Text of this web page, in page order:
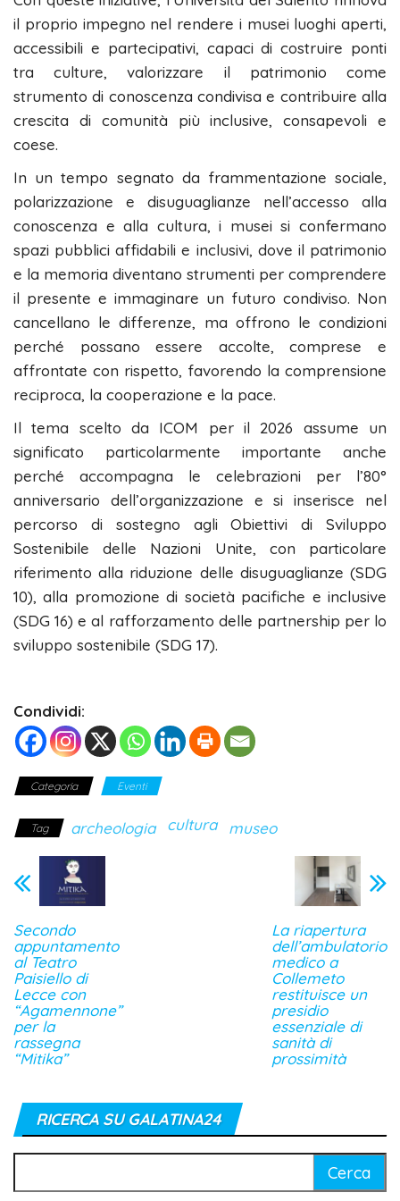
il proprio impegno nel rendere i musei luoghi aperti,
accessibili e partecipativi, capaci di costruire ponti
tra culture, valorizzare il patrimonio come
strumento di conoscenza condivisa e contribuire alla
crescita di comunità più inclusive, consapevoli e
coese.
In un tempo segnato da frammentazione sociale,
polarizzazione e disuguaglianze nell’accesso alla
conoscenza e alla cultura, i musei si confermano
spazi pubblici affidabili e inclusivi, dove il patrimonio
e la memoria diventano strumenti per comprendere
il presente e immaginare un futuro condiviso. Non
cancellano le differenze, ma offrono le condizioni
perché possano essere accolte, comprese e
affrontate con rispetto, favorendo la comprensione
reciproca, la cooperazione e la pace.
Il tema scelto da ICOM per il 2026 assume un
significato particolarmente importante anche
perché accompagna le celebrazioni per l’80°
anniversario dell’organizzazione e si inserisce nel
percorso di sostegno agli Obiettivi di Sviluppo
Sostenibile delle Nazioni Unite, con particolare
riferimento alla riduzione delle disuguaglianze (SDG
10), alla promozione di società pacifiche e inclusive
(SDG 16) e al rafforzamento delle partnership per lo
sviluppo sostenibile (SDG 17).
Condividi:
Categoria Eventi
Tag archeologia cultura museo
Secondo
appuntamento
al Teatro
Paisiello di
Lecce con
“Agamennone”
per la
rassegna
“Mitika”
La riapertura
dell’ambulatorio
medico a
Collemeto
restituisce un
presidio
essenziale di
sanità di
prossimità
RICERCA SU GALATINA24
per: